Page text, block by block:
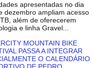
apresentadas no dia
dezembro ampliam acesso
além de oferecerem
e linha Gravel...
MOUNTAIN BIKE
PASSA A INTEGRAR
O CALENDÁRIO